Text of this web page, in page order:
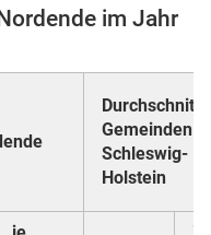
im Jahr
Durchschnitt
Gemeinden in
Schleswig-
Holstein